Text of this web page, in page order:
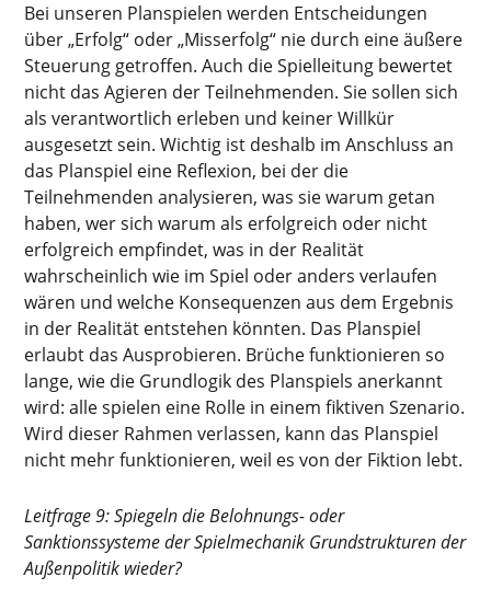
Bei unseren Planspielen werden Entscheidungen
über „Erfolg“ oder „Misserfolg“ nie durch eine äußere
Steuerung getroffen. Auch die Spielleitung bewertet
nicht das Agieren der Teilnehmenden. Sie sollen sich
als verantwortlich erleben und keiner Willkür
ausgesetzt sein. Wichtig ist deshalb im Anschluss an
das Planspiel eine Reflexion, bei der die
Teilnehmenden analysieren, was sie warum getan
haben, wer sich warum als erfolgreich oder nicht
erfolgreich empfindet, was in der Realität
wahrscheinlich wie im Spiel oder anders verlaufen
wären und welche Konsequenzen aus dem Ergebnis
in der Realität entstehen könnten. Das Planspiel
erlaubt das Ausprobieren. Brüche funktionieren so
lange, wie die Grundlogik des Planspiels anerkannt
wird: alle spielen eine Rolle in einem fiktiven Szenario.
Wird dieser Rahmen verlassen, kann das Planspiel
nicht mehr funktionieren, weil es von der Fiktion lebt.
Leitfrage 9: Spiegeln die Belohnungs- oder
Sanktionssysteme der Spielmechanik Grundstrukturen der
Außenpolitik wieder?